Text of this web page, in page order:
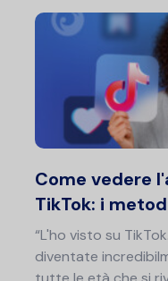
Come vedere
TikTok: i
“L'ho visto su
diventate